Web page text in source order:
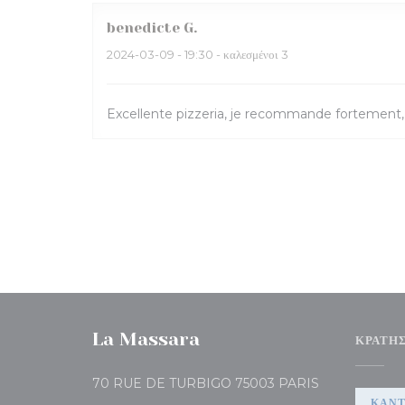
benedicte G
2024-03-09 - 19:30 - καλεσμένοι 3
Excellente pizzeria, je recommande fortement,
La Massara
70 RUE DE TURBIGO 75003 PARIS